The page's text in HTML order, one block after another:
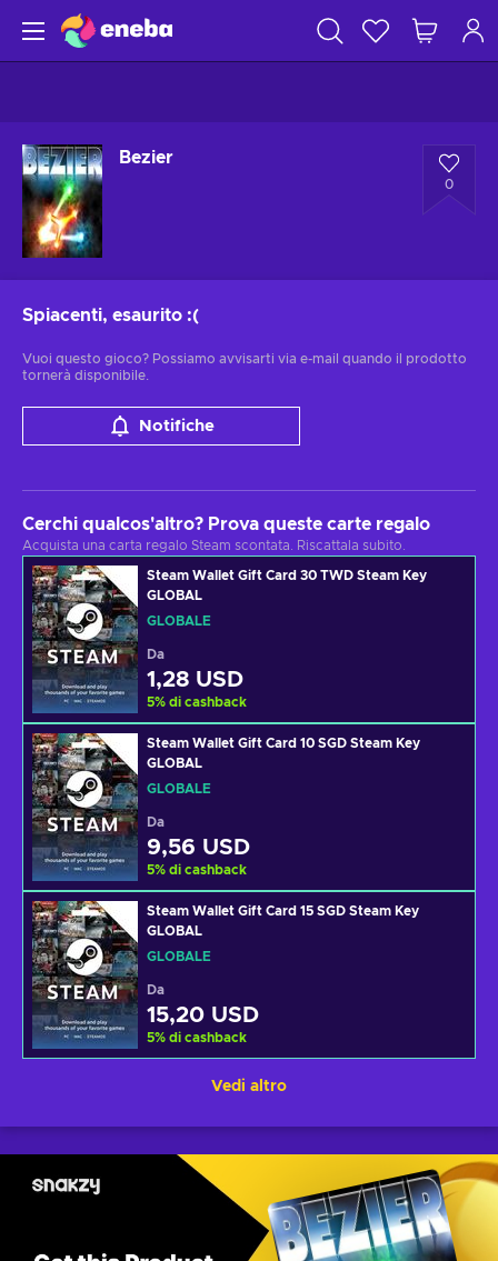
Bezier
0
Spiacenti, esaurito :(
Vuoi questo gioco? Possiamo avvisarti via e-mail quando il prodotto
tornerà disponibile.
Notifiche
Cerchi qualcos'altro? Prova queste carte regalo
Acquista una carta regalo Steam scontata. Riscattala subito.
Steam Wallet Gift Card 30 TWD Steam Key
GLOBAL
GLOBALE
Da
1,28 USD
5% di cashback
Steam Wallet Gift Card 10 SGD Steam Key
GLOBAL
GLOBALE
Da
9,56 USD
5% di cashback
Steam Wallet Gift Card 15 SGD Steam Key
GLOBAL
GLOBALE
Da
15,20 USD
5% di cashback
Vedi altro